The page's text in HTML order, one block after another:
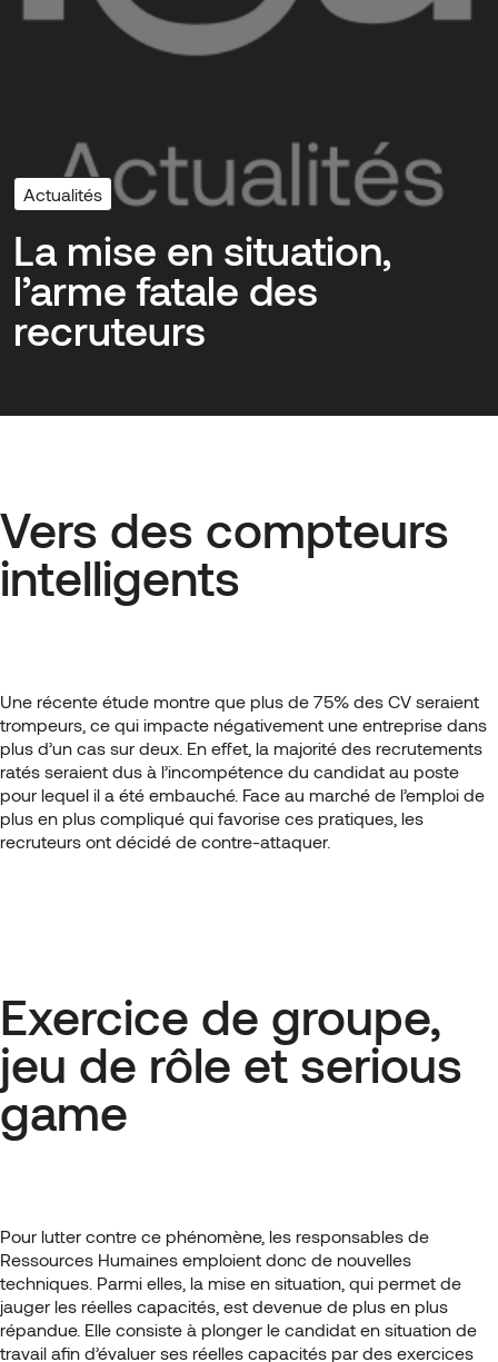
Actualités
La mise en situation,
l’arme fatale des
recruteurs
Vers des compteurs
intelligents
Une récente étude montre que plus de 75% des CV seraient
trompeurs, ce qui impacte négativement une entreprise dans
plus d’un cas sur deux. En effet, la majorité des recrutements
ratés seraient dus à l’incompétence du candidat au poste
pour lequel il a été embauché. Face au marché de l’emploi de
plus en plus compliqué qui favorise ces pratiques, les
recruteurs ont décidé de contre-attaquer.
Exercice de groupe,
jeu de rôle et serious
game
Pour lutter contre ce phénomène, les responsables de
Ressources Humaines emploient donc de nouvelles
techniques. Parmi elles, la mise en situation, qui permet de
jauger les réelles capacités, est devenue de plus en plus
répandue. Elle consiste à plonger le candidat en situation de
travail afin d’évaluer ses réelles capacités par des exercices